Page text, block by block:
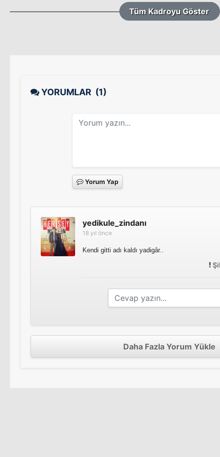
Tüm Kadroyu Göster
YORUMLAR (1)
Yorum Yap
yedikule_zindanı
18 yıl önce
Kendi gitti adı kaldı yadigâr..
Daha Fazla Yorum Yükle